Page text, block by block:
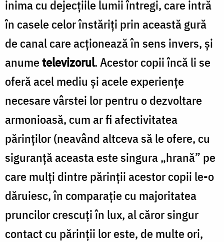
inima cu dejecțiile lumii întregi, care intră
în casele celor înstăriți prin această gură
de canal care acționează în sens invers, și
anumetelevizorul. Acestor copii încă li se
oferă acel mediu și acele experiențe
necesare vârstei lor pentru o dezvoltare
armonioasă, cum ar fi afectivitatea
părinților (neavând altceva să le ofere, cu
siguranță aceasta este singura „hrană” pe
care mulți dintre părinții acestor copii le-o
dăruiesc, în comparație cu majoritatea
pruncilor crescuți în lux, al căror singur
contact cu părinții lor este, de multe ori,